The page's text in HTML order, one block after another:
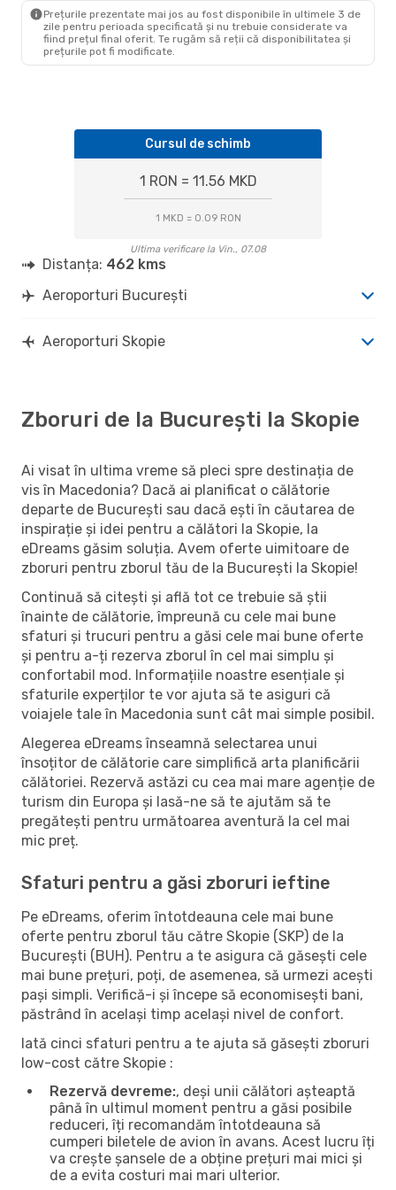
Prețurile prezentate mai jos au fost disponibile în ultimele 3 de
zile pentru perioada specificată și nu trebuie considerate va
fiind prețul final oferit. Te rugăm să reții că disponibilitatea și
prețurile pot fi modificate.
Cursul de schimb
1 RON = 11.56 MKD
1 MKD = 0.09 RON
Ultima verificare la Vin., 07.08
Distanța: 462 kms
Aeroporturi București
Aeroporturi Skopie
Zboruri de la București la Skopie
Ai visat în ultima vreme să pleci spre destinația de
vis în Macedonia? Dacă ai planificat o călătorie
departe de București sau dacă ești în căutarea de
inspirație și idei pentru a călători la Skopie, la
eDreams găsim soluția. Avem oferte uimitoare de
zboruri pentru zborul tău de la București la Skopie!
Continuă să citești și află tot ce trebuie să știi
înainte de călătorie, împreună cu cele mai bune
sfaturi și trucuri pentru a găsi cele mai bune oferte
și pentru a-ți rezerva zborul în cel mai simplu și
confortabil mod. Informațiile noastre esențiale și
sfaturile experților te vor ajuta să te asiguri că
voiajele tale în Macedonia sunt cât mai simple posibil.
Alegerea eDreams înseamnă selectarea unui
însoțitor de călătorie care simplifică arta planificării
călătoriei. Rezervă astăzi cu cea mai mare agenție de
turism din Europa și lasă-ne să te ajutăm să te
pregătești pentru următoarea aventură la cel mai
mic preț.
Sfaturi pentru a găsi zboruri ieftine
Pe eDreams, oferim întotdeauna cele mai bune
oferte pentru zborul tău către Skopie (SKP) de la
București (BUH). Pentru a te asigura că găsești cele
mai bune prețuri, poți, de asemenea, să urmezi acești
pași simpli. Verifică-i și începe să economisești bani,
păstrând în același timp același nivel de confort.
Iată cinci sfaturi pentru a te ajuta să găsești zboruri
low-cost către Skopie :
Rezervă devreme:, deși unii călători așteaptă
până în ultimul moment pentru a găsi posibile
reduceri, îți recomandăm întotdeauna să
cumperi biletele de avion în avans. Acest lucru îți
va crește șansele de a obține prețuri mai mici și
de a evita costuri mai mari ulterior.